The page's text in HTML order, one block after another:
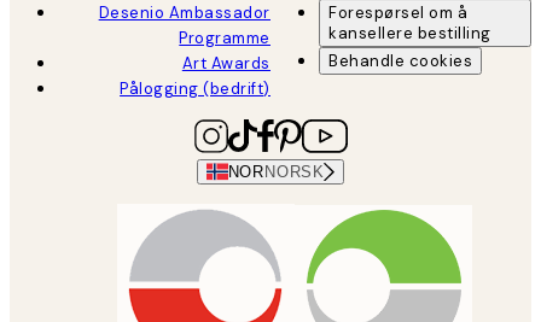
Desenio Ambassador
Programme
Art Awards
Pålogging (bedrift)
Forespørsel om å
kansellere bestilling
Behandle cookies
NOR NORSK